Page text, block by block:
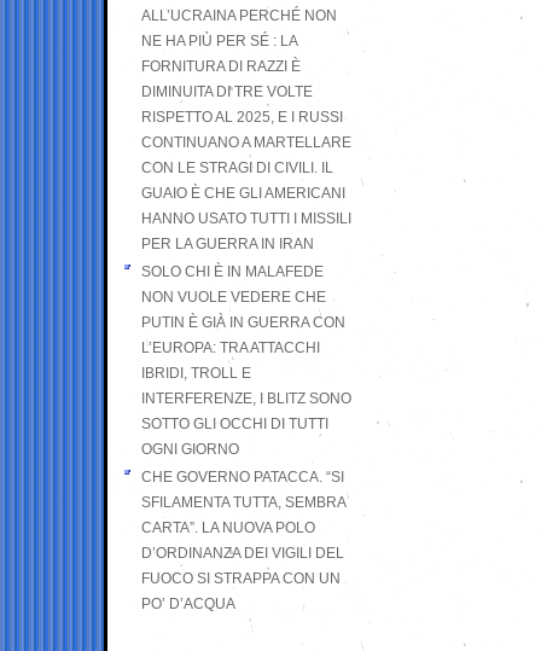
ALL’UCRAINA PERCHÉ NON
NE HA PIÙ PER SÉ : LA
FORNITURA DI RAZZI È
DIMINUITA DI TRE VOLTE
RISPETTO AL 2025, E I RUSSI
CONTINUANO A MARTELLARE
CON LE STRAGI DI CIVILI. IL
GUAIO È CHE GLI AMERICANI
HANNO USATO TUTTI I MISSILI
PER LA GUERRA IN IRAN
SOLO CHI È IN MALAFEDE
NON VUOLE VEDERE CHE
PUTIN È GIÀ IN GUERRA CON
L’EUROPA: TRA ATTACCHI
IBRIDI, TROLL E
INTERFERENZE, I BLITZ SONO
SOTTO GLI OCCHI DI TUTTI
OGNI GIORNO
CHE GOVERNO PATACCA. “SI
SFILAMENTA TUTTA, SEMBRA
CARTA”. LA NUOVA POLO
D’ORDINANZA DEI VIGILI DEL
FUOCO SI STRAPPA CON UN
PO’ D’ACQUA